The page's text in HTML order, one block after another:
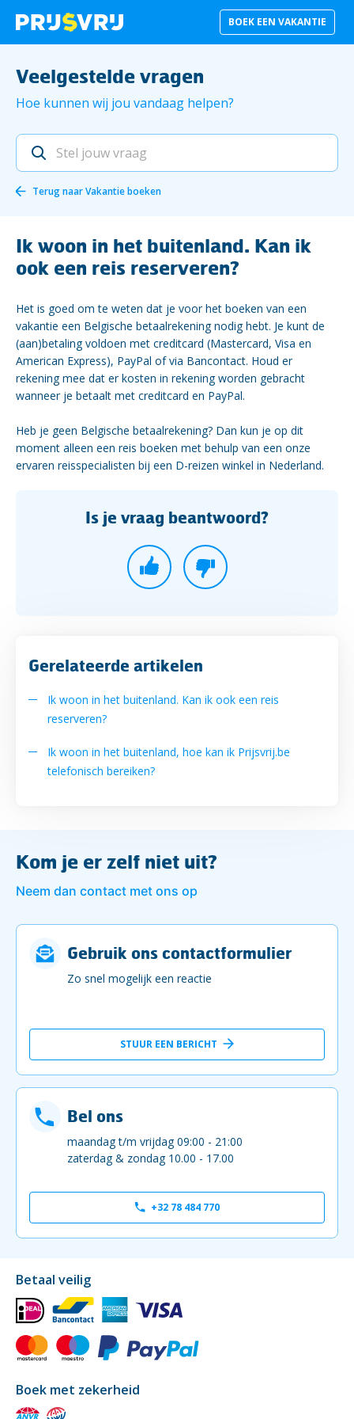
BOEK EEN VAKANTIE
Veelgestelde vragen
Hoe kunnen wij jou vandaag helpen?
Terug naarVakantie boeken
Ik woon in het buitenland. Kan ik
ook een reis reserveren?
Het is goed om te weten dat je voor het boeken van een
vakantie een Belgische betaalrekening nodig hebt. Je kunt de
(aan)betaling voldoen met creditcard (Mastercard, Visa en
American Express), PayPal of via Bancontact. Houd er
rekening mee dat er kosten in rekening worden gebracht
wanneer je betaalt met creditcard en PayPal.
Heb je geen Belgische betaalrekening? Dan kun je op dit
moment alleen een reis boeken met behulp van een onze
ervaren reisspecialisten bij een D-reizen winkel in Nederland.
Is je vraag beantwoord?
Gerelateerde artikelen
Ik woon in het buitenland. Kan ik ook een reis
reserveren?
Ik woon in het buitenland, hoe kan ik Prijsvrij.be
telefonisch bereiken?
Kom je er zelf niet uit?
Neem dan contact met ons op
Gebruik ons contactformulier
Zo snel mogelijk een reactie
STUUR EEN BERICHT
Bel ons
maandag t/m vrijdag 09:00 - 21:00
zaterdag & zondag 10.00 - 17.00
+32 78 484 770
Betaal veilig
Boek met zekerheid